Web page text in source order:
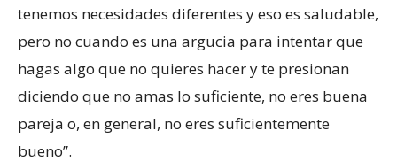
tenemos necesidades diferentes y eso es saludable,
pero no cuando es una argucia para intentar que
hagas algo que no quieres hacer y te presionan
diciendo que no amas lo suficiente, no eres buena
pareja o, en general, no eres suficientemente
bueno”.